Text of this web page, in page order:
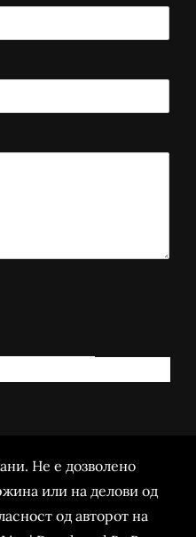
Не е дозволено
или на делови од
од авторот на